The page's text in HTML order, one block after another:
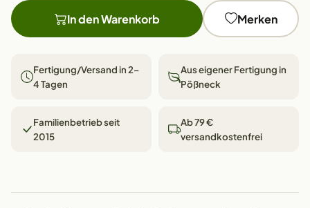
In den Warenkorb Merken
Fertigung/Versand in 2–
4 Tagen
Aus eigener Fertigung in
Pößneck
Familienbetrieb seit
2015
Ab 79 €
versandkostenfrei